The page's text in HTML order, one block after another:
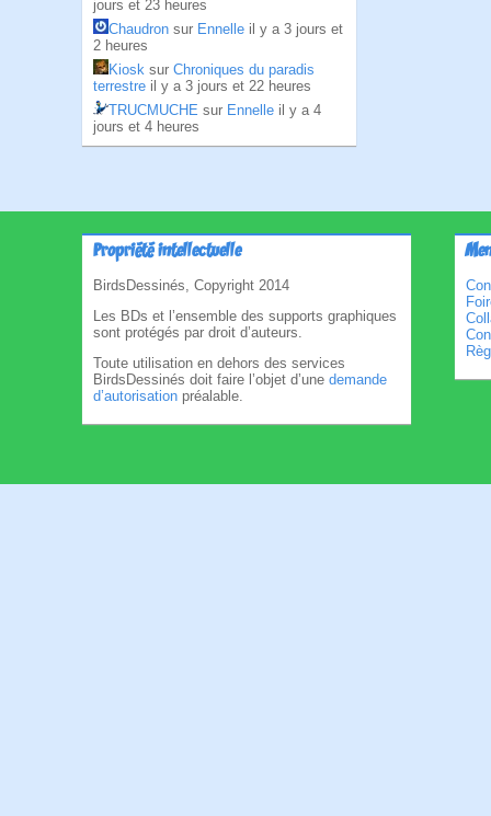
jours et 23 heures
Chaudron sur Ennelle il y a 3 jours et
2 heures
Kiosk sur Chroniques du paradis
terrestre il y a 3 jours et 22 heures
TRUCMUCHE sur Ennelle il y a 4
jours et 4 heures
Propriété intellectuelle
BirdsDessinés, Copyright 2014
Les BDs et l’ensemble des supports graphiques
sont protégés par droit d’auteurs.
Toute utilisation en dehors des services
BirdsDessinés doit faire l’objet d’une demande
d’autorisation préalable.